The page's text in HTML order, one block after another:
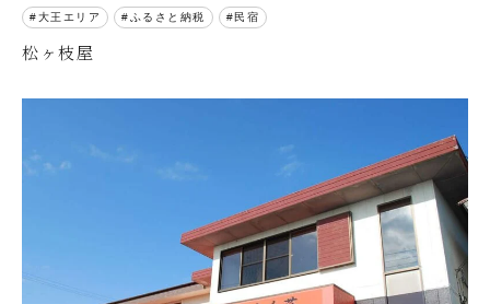
大王エリア ふるさと納税 民宿
松ヶ枝屋